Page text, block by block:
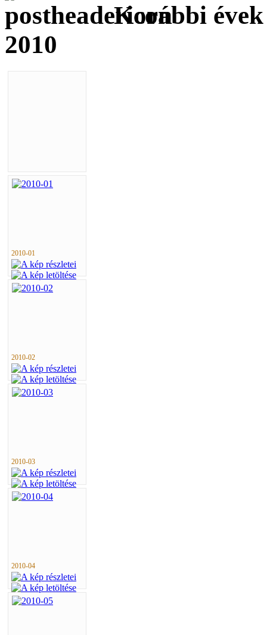
Korábbi
2010
2010-01
2010-02
2010-03
2010-04